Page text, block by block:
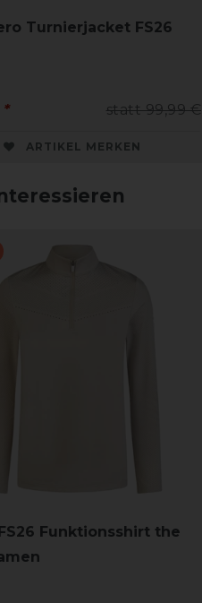
Turnierjacket FS26
statt 99,99 €
*
ARTIKEL MERKEN
Funktionsshirt the